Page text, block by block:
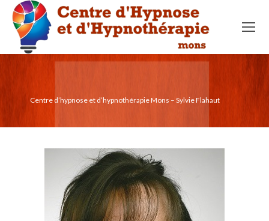
Centre d’hypnose et d’hypnothérapie Mons – Sylvie Flahaut